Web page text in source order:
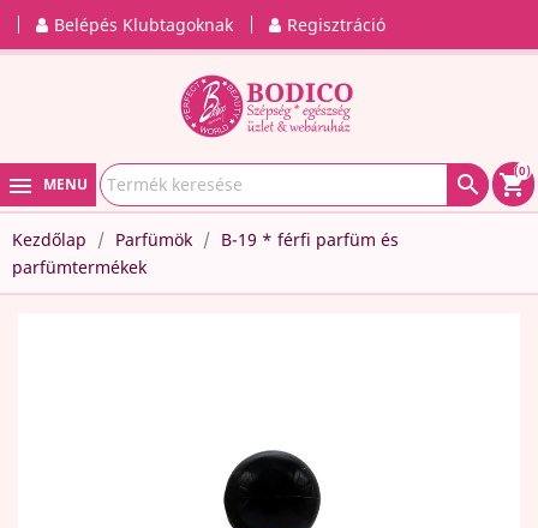
Belépés Klubtagoknak Regisztráció
MENU  shopping_cart
(0)
Kezdőlap Parfümök
B-19 * férfi parfüm és
parfümtermékek